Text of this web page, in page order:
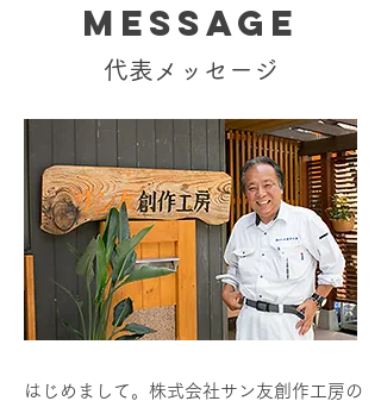
MESSAGE
代表メッセージ
はじめまして。株式会社サン友創作工房の